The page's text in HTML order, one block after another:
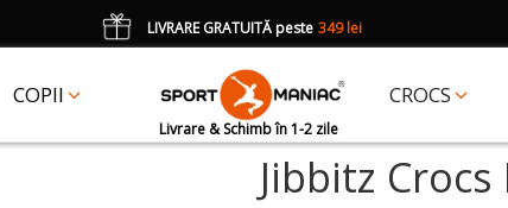
COPII CROCS
Livrare & Schimb în 1-2 zile
LIVRARE GRATUITĂ peste 349 lei
CADOUun accesoriu Crocs Jibbitz în val. de 25 lei cu codul: JIBBITZ
Jibbitz